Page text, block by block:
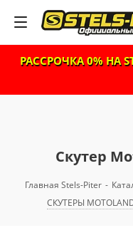
РАССРОЧКА 0% НА
Скутер
Главная Stels-Piter -
СКУТЕРЫ